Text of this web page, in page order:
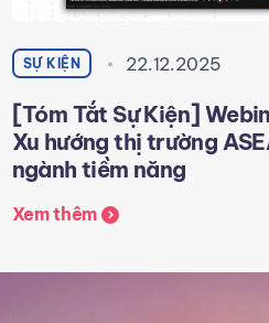
SỰ KIỆN 22.12.2025
[Tóm Tắt Sự Kiện]
Xu hướng thị trường
ngành tiềm năng
Xem thêm